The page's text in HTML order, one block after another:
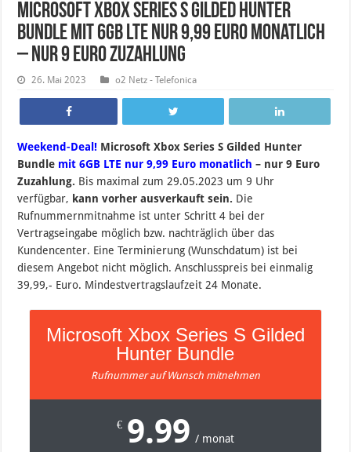
Microsoft Xbox Series S Gilded Hunter
Bundle mit 6GB LTE nur 9,99 Euro monatlich
– nur 9 Euro Zuzahlung
26. Mai 2023 o2 Netz - Telefonica
Weekend-Deal! Microsoft Xbox Series S Gilded Hunter
Bundle mit 6GB LTE nur 9,99 Euro monatlich – nur 9 Euro
Zuzahlung. Bis maximal zum 29.05.2023 um 9 Uhr
verfügbar, kann vorher ausverkauft sein. Die
Rufnummernmitnahme ist unter Schritt 4 bei der
Vertragseingabe möglich bzw. nachträglich über das
Kundencenter. Eine Terminierung (Wunschdatum) ist bei
diesem Angebot nicht möglich. Anschlusspreis bei einmalig
39,99,- Euro. Mindestvertragslaufzeit 24 Monate.
Microsoft Xbox Series S Gilded
Hunter Bundle
Rufnummer auf Wunsch mitnehmen
€ 9.99 / monat